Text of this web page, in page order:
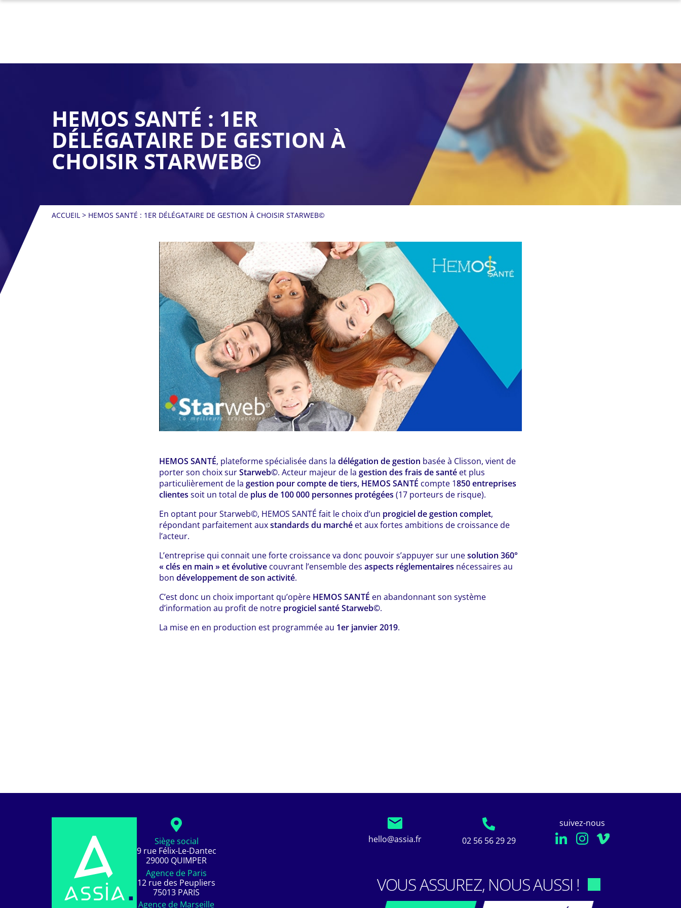
HEMOS SANTÉ : 1ER
DÉLÉGATAIRE DE GESTION À
CHOISIR STARWEB©
ACCUEIL > HEMOS SANTÉ : 1ER DÉLÉGATAIRE DE GESTION À CHOISIR STARWEB©
HEMOS SANTÉ, plateforme spécialisée dans la délégation de gestion basée à Clisson, vient de
porter son choix surStarweb©. Acteur majeur de la gestion des frais de santé et plus
particulièrement de la gestion pour compte de tiers, HEMOS SANTÉ compte 1850 entreprises
clientes soit un total de plus de 100 000 personnes protégées (17 porteurs de risque).
En optant pour Starweb©, HEMOS SANTÉ fait le choix d’un progiciel de gestion complet,
répondant parfaitement auxstandards du marché et aux fortes ambitions de croissance de
l’acteur.
L’entreprise qui connait une forte croissance va donc pouvoir s’appuyer sur unesolution 360°
« clés en main » et évolutive couvrant l’ensemble des aspects réglementaires nécessaires au
bon développement de son activité.
C’est donc un choix important qu’opère HEMOS SANTÉ en abandonnant son système
d’information au profit de notre progiciel santé Starweb©.
La mise en en production est programmée au 1er janvier 2019.
Siège social
9 rue Félix-Le-Dantec
29000 QUIMPER
Agence de Paris
12 rue des Peupliers
75013 PARIS
Agence de Marseille
hello@assia.fr 02 56 56 29 29
suivez-nous
VOUS ASSUREZ, NOUS AUSSI !